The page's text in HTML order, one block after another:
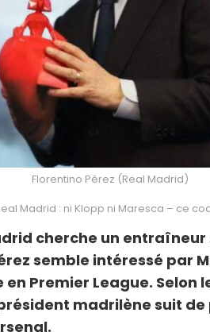
Florentino Pérez (Real Madrid)
Madrid : ni Klopp ni Maresca – ce
cherche un
semble intéressé par
Premier League. Selon
madrilène suit